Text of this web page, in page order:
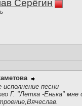
Серёгин
песни
Г. "Летка -Енька"